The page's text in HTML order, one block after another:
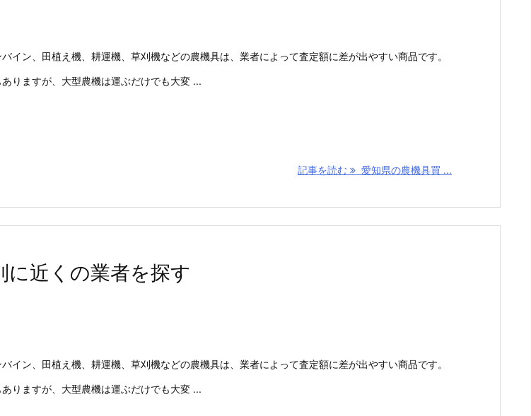
イン、田植え機、耕運機、草刈機などの農機具は、業者によって査定額に差が出やすい商品です。
りますが、大型農機は運ぶだけでも大変 ...
記事を読む 愛知県の農機具買 ...
に近くの業者を探す
イン、田植え機、耕運機、草刈機などの農機具は、業者によって査定額に差が出やすい商品です。
りますが、大型農機は運ぶだけでも大変 ...